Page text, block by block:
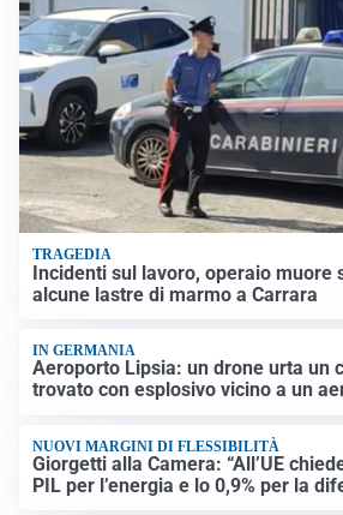
TRAGEDIA
Incidenti sul lavoro, operaio muore
alcune lastre di marmo a Carrara
IN GERMANIA
Aeroporto Lipsia: un drone urta un
trovato con esplosivo vicino a un
NUOVI MARGINI DI FLESSIBILITÀ
Giorgetti alla Camera: “All’UE
PIL per l’energia e lo 0,9% per la